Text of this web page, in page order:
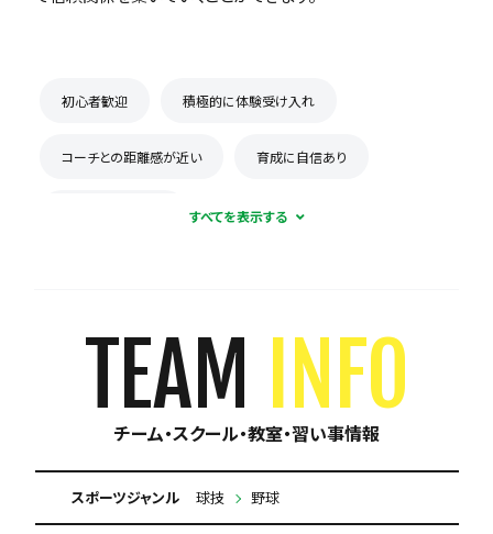
初心者歓迎 積極的に体験受け入れ
コーチとの距離感が近い 育成に自信あり
TEAM INFO
チーム・スクール・教室・習い事情報
スポーツジャンル 球技 野球